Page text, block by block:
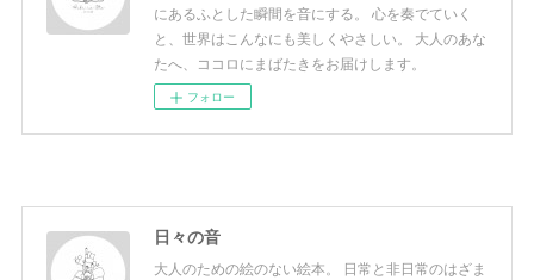
にあるふとした瞬間を音にする。 心を奏でていく
と、世界はこんなにも美しくやさしい。 大人のあな
たへ、ココロにまばたきをお届けします。
フォロー
日々の音
大人のための絵のない絵本。 日常と非日常のはざま